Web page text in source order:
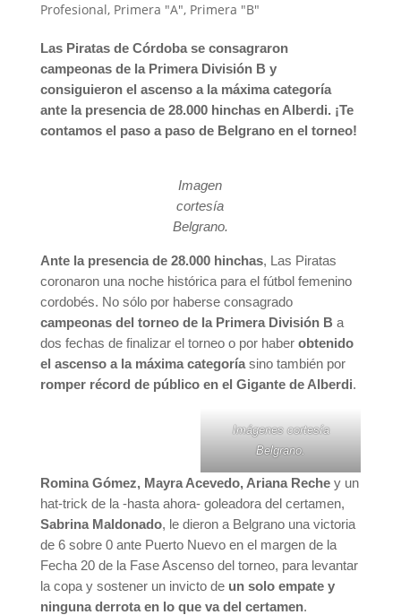
Profesional, Primera "A", Primera "B"
Las Piratas de Córdoba se consagraron
campeonas de la Primera División B y
consiguieron el ascenso a la máxima categoría
ante la presencia de 28.000 hinchas en Alberdi. ¡Te
contamos el paso a paso de Belgrano en el torneo!
Imagen
cortesía
Belgrano.
Ante la presencia de 28.000 hinchas, Las Piratas
coronaron una noche histórica para el fútbol femenino
cordobés. No sólo por haberse consagrado
campeonas del torneo de la Primera División B a
dos fechas de finalizar el torneo o por haber obtenido
el ascenso a la máxima categoríasino también por
romper récord de público en el Gigante de Alberdi.
Imágenes cortesía
Belgrano.
Romina Gómez, Mayra Acevedo, Ariana Rechey un
hat-trick de la -hasta ahora- goleadora del certamen,
Sabrina Maldonado, le dieron a Belgrano una victoria
de 6 sobre 0 ante Puerto Nuevo en el margen de la
Fecha 20 de la Fase Ascenso del torneo, para levantar
la copa y sostener un invicto de un solo empate y
ninguna derrota en lo que va del certamen.